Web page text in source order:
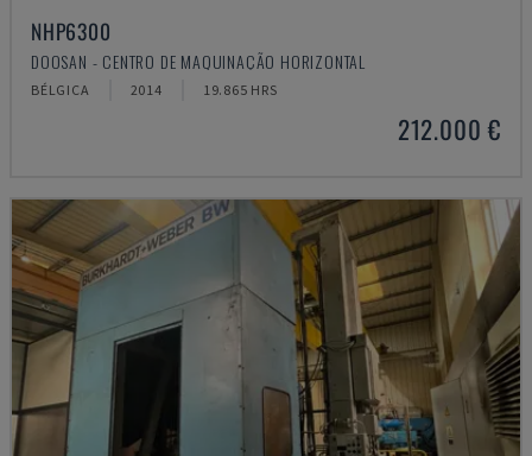
NHP6300
DOOSAN - CENTRO DE MAQUINAÇÃO HORIZONTAL
BÉLGICA 2014 19.865 HRS
212.000 €